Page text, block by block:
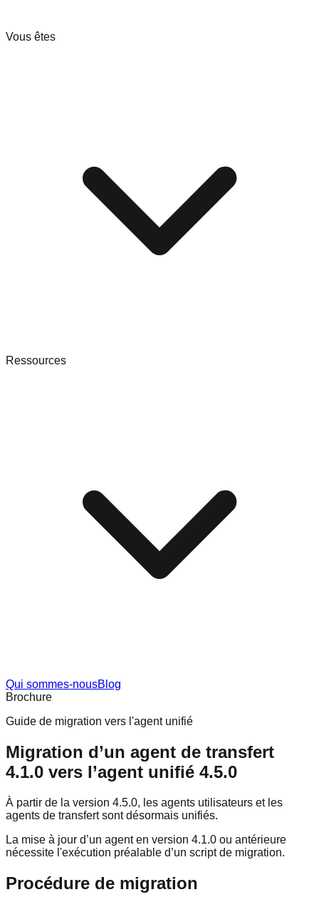
Vous êtes
Ressources
Qui sommes-nousBlog
Brochure
Guide de migration vers l'agent unifié
Migration d’un agent de transfert
4.1.0 vers l’agent unifié 4.5.0
À partir de la version 4.5.0, les agents utilisateurs et les
agents de transfert sont désormais unifiés.
La mise à jour d’un agent en version 4.1.0 ou antérieure
nécessite l'exécution préalable d’un script de migration.
Procédure de migration